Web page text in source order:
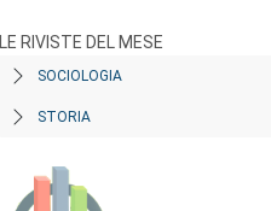
LE RIVISTE DEL MESE
SOCIOLOGIA
STORIA